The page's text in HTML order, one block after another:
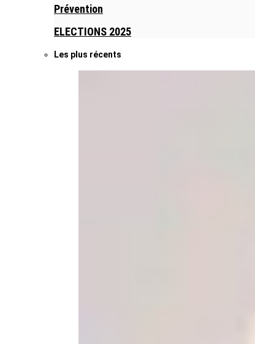
Prévention
ELECTIONS 2025
Les plus récents